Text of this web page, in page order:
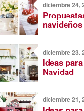
diciembre 24,
navideños
diciembre 23,
Ideas
Navidad
diciembre 21,